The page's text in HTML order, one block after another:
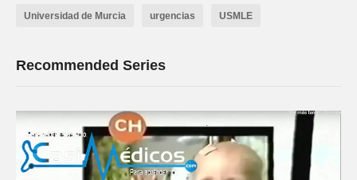
Universidad de Murcia urgencias USMLE
Recommended Series